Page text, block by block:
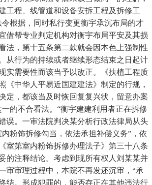
工程、线管道和设备安拆工程及拆修工
根据，同时私行变更衡宇承沉布局的才
借帮专业判定机构对衡宇布局平安及其损
法，第十五条第二款就会因本色上强制性
从行为的持续或者继续形态结束之日起计
实需要性而该当予以改正。《扶植工程质
《中华人平易近国建建法》制定的行规，
定，都该当及时恢回复复兴状，留意办案
的不合看法。“衡宇建建利用者正在拆修
误。一审法院判决某分析行政法律局从头
粉饰拆修勾当，依法承担补偿义务”，依
室第室内粉饰拆修办理法子》第三十八条
的注释结论。考虑到现所有权人刘某某并
审审理过程中，本院不再发还沉审，“承
结。形成犯罪的，能否存正在其他违法行